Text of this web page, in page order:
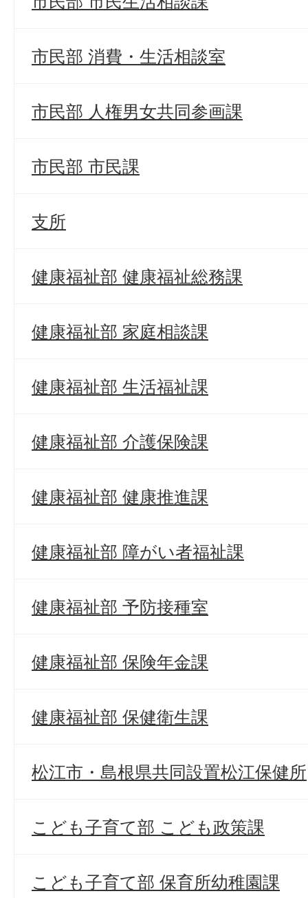
市民部 消費・生活相談室
市民部 人権男女共同参画課
市民部 市民課
支所
健康福祉部 健康福祉総務課
健康福祉部 家庭相談課
健康福祉部 生活福祉課
健康福祉部 介護保険課
健康福祉部 健康推進課
健康福祉部 障がい者福祉課
健康福祉部 予防接種室
健康福祉部 保険年金課
健康福祉部 保健衛生課
松江市・島根県共同設置松江保健所
こども子育て部 こども政策課
こども子育て部 保育所幼稚園課